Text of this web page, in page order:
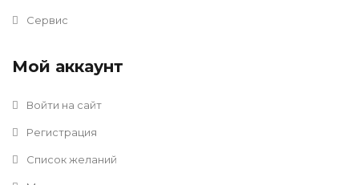
Сервис
Мой аккаунт
Войти на сайт
Регистрация
Список желаний